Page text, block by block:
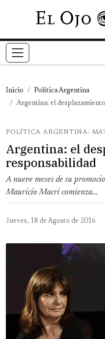
Inicio
Política Argentina
Argentina: el
POLÍTICA ARGENTINA:
Argentina: el
responsabilidad
A nueve meses de su
Mauricio Macri comienza...
Jueves, 18 de Agosto de 2016